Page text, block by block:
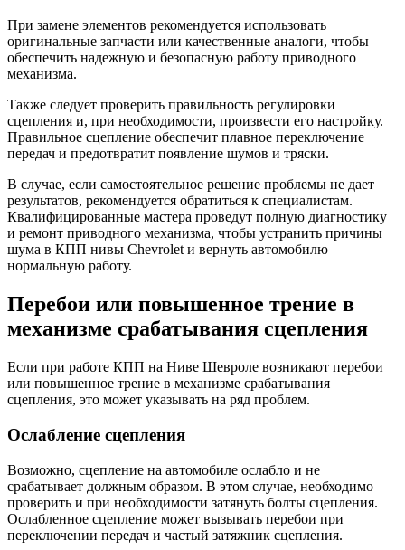
При замене элементов рекомендуется использовать
оригинальные запчасти или качественные аналоги, чтобы
обеспечить надежную и безопасную работу приводного
механизма.
Также следует проверить правильность регулировки
сцепления и, при необходимости, произвести его настройку.
Правильное сцепление обеспечит плавное переключение
передач и предотвратит появление шумов и тряски.
В случае, если самостоятельное решение проблемы не дает
результатов, рекомендуется обратиться к специалистам.
Квалифицированные мастера проведут полную диагностику
и ремонт приводного механизма, чтобы устранить причины
шума в КПП нивы Chevrolet и вернуть автомобилю
нормальную работу.
Перебои или повышенное трение в
механизме срабатывания сцепления
Если при работе КПП на Ниве Шевроле возникают перебои
или повышенное трение в механизме срабатывания
сцепления, это может указывать на ряд проблем.
Ослабление сцепления
Возможно, сцепление на автомобиле ослабло и не
срабатывает должным образом. В этом случае, необходимо
проверить и при необходимости затянуть болты сцепления.
Ослабленное сцепление может вызывать перебои при
переключении передач и частый затяжник сцепления.